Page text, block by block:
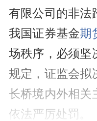
有限公司的非法
我国证券基金期
场秩序，必须坚
规定，证监会拟
长桥境内外相关
依法严厉处罚。